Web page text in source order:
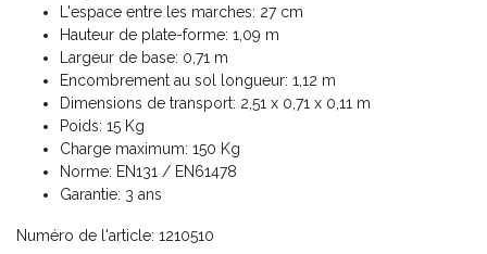
L'espace entre les marches: 27 cm
Hauteur de plate-forme: 1,09 m
Largeur de base: 0,71 m
Encombrement au sol longueur: 1,12 m
Dimensions de transport: 2,51 x 0,71 x 0,11 m
Poids: 15 Kg
Charge maximum: 150 Kg
Norme: EN131 / EN61478
Garantie: 3 ans
Numéro de l'article: 1210510